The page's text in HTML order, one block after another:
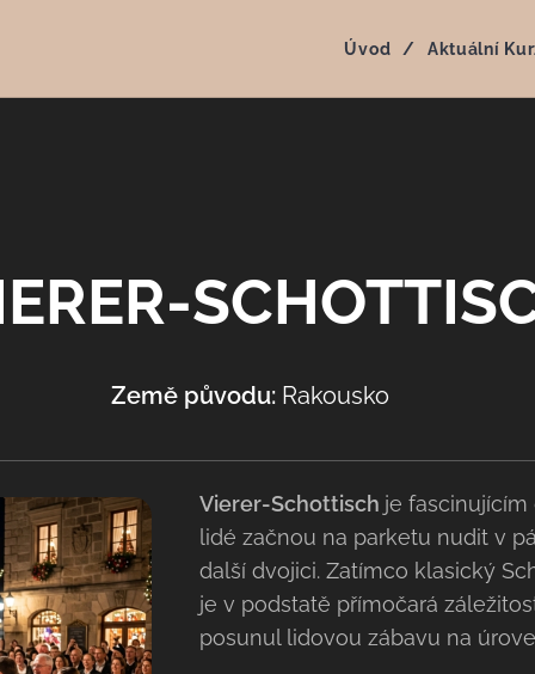
Úvod Aktuální
Země původu:Rakousko 🇦🇹
Vierer-Schottisch je
lidé začnou na parketu nudit v
další dvojici. Zatímco klasický
je v podstatě přímočará
posunul lidovou zábavu na